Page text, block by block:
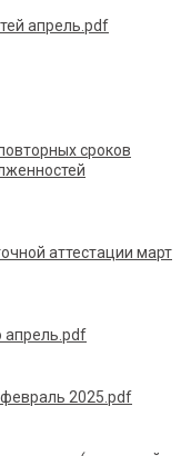
апрель.pdf
сроков
аттестации март
апрель.pdf
Повторное проведение комиссий февраль 2025.pdf